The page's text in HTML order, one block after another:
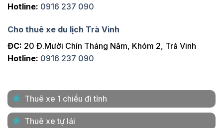
Hotline: 0916 237 090
Cho thuê xe du lịch Trà Vinh
ĐC: 20 Đ.Mười Chín Tháng Năm, Khóm 2, Trà Vinh
Hotline: 0916 237 090
Thuê xe 1 chiều đi tỉnh
Thuê xe tự lái